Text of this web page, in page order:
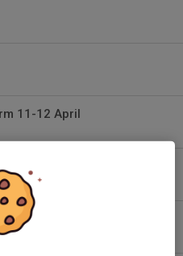
11-12 April
lördag den 10:de Januari